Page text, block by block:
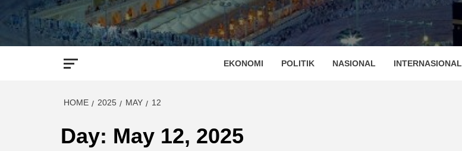
EKONOMI POLITIK NASIONAL INTERNASIONAL
HOME 2025 MAY 12
Day: May 12, 2025